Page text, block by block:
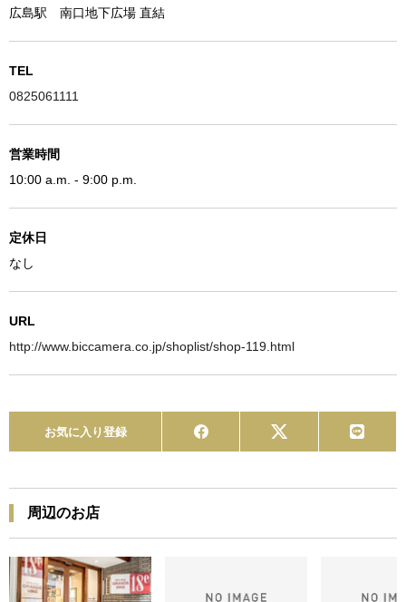
広島駅 南口地下広場 直結
TEL
0825061111
営業時間
10:00 a.m. - 9:00 p.m.
定休日
なし
URL
http://www.biccamera.co.jp/shoplist/shop-119.html
お気に入り登録
周辺のお店